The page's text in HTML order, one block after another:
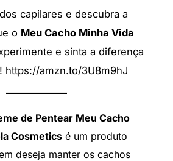
capilares e descubra a
o Meu Cacho Minha Vida
e sinta a diferença
https://amzn.to/3U8m9hJ
de Pentear Meu Cacho
Cosmetics é um produto
deseja manter os cachos